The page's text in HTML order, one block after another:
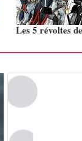
Les 5 révoltes